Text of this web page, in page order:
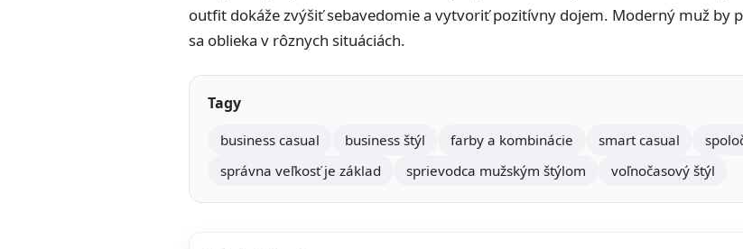
outfit dokáže zvýšiť sebavedomie a vytvoriť pozitívny dojem. Moderný muž by
sa oblieka v rôznych situáciách.
Tagy
business casual business štýl farby a kombinácie smart casual
správna veľkosť je základ
sprievodca mužským štýlom voľnočasový štýl